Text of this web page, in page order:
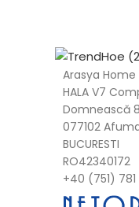
Arasya Home
HALA V7
Domnească
077102
BUCURESTI
RO42340172
+40 (751) 781